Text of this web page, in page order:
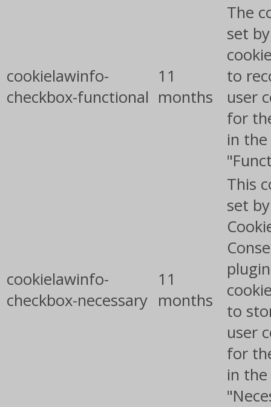
cookielawinfo-
checkbox-functional
11
months
The
set
to
user
for
in
cookielawinfo-
checkbox-necessary
11
months
This
set
to
user
for
in